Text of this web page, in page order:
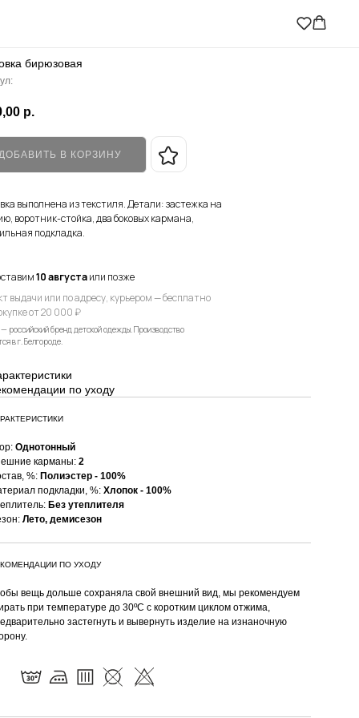
бирюзовая
р.
В КОРЗИНУ
выполнена из текстиля. Детали: застежка на
воротник-стойка, два боковых кармана,
подкладка.
10 августаили позже
выдачи или по адресу, курьером — бесплатно
от 20 000 ₽
российский бренд детской одежды. Производство
в г. Белгороде.
по уходу
Однотонный
карманы: 2
%: Полиэстер - 100%
подкладки, %: Хлопок - 100%
Без утеплителя
Лето, демисезон
ПО УХОДУ
вещь дольше сохраняла свой внешний вид, мы рекомендуем
при температуре до 30ºC с коротким циклом отжима,
застегнуть и вывернуть изделие на изнаночную